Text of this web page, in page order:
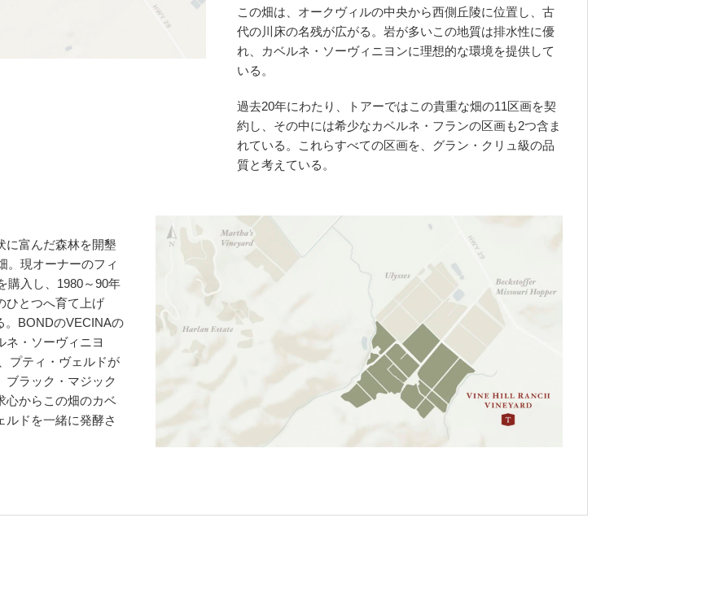
この畑は、オークヴィルの中央から西側丘陵に位置し、古
代の川床の名残が広がる。岩が多いこの地質は排水性に優
れ、カベルネ・ソーヴィニヨンに理想的な環境を提供して
いる。
過去20年にわたり、トアーではこの貴重な畑の11区画を契
約し、その中には希少なカベルネ・フランの区画も2つ含ま
れている。これらすべての区画を、グラン・クリュ級の品
質と考えている。
に富んだ森林を開墾
。現オーナーのフィ
購入し、1980～90年
ひとつへ育て上げ
。BONDのVECINAの
ネ・ソーヴィニヨ
プティ・ヴェルドが
ブラック・マジック
心からこの畑のカベ
ルドを一緒に発酵さ